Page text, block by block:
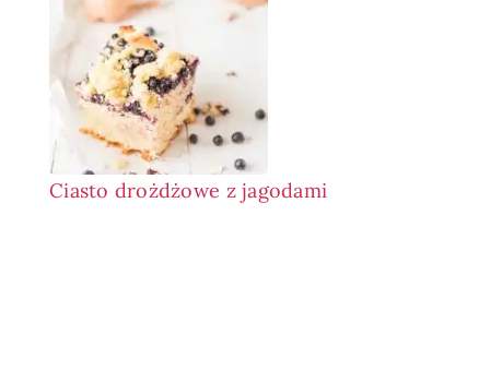
Ciasto drożdżowe z jagodami